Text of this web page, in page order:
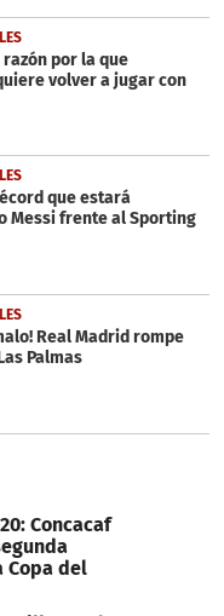
razón por la que
volver a jugar con
que estará
Messi frente al Sporting
Real Madrid rompe
Palmas
Concacaf
Copa del